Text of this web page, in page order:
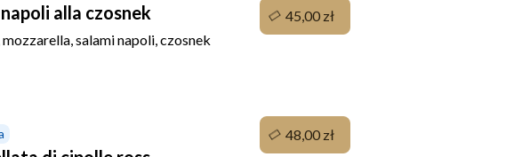
alla czosnek
salami napoli, czosnek